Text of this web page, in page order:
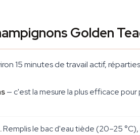
Golden
15 minutes de travail actif,
— c'est la mesure la plus efficace
Remplis le bac d'eau tiède (20–25